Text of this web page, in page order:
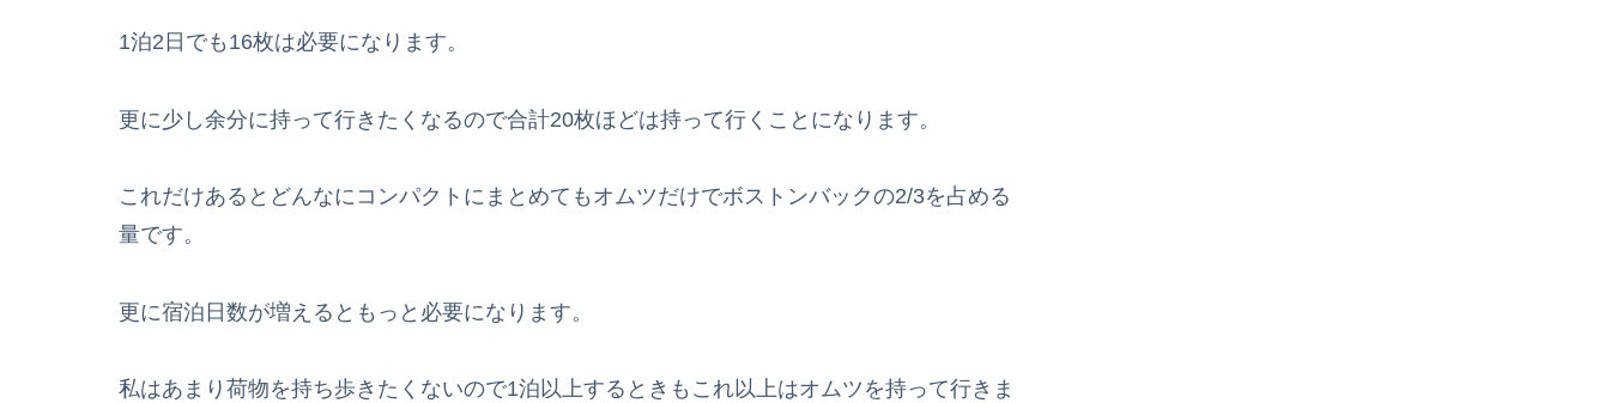
1泊2日でも16枚は必要になります。
更に少し余分に持って行きたくなるので合計20枚ほどは持って行くことになります。
これだけあるとどんなにコンパクトにまとめてもオムツだけでボストンバックの2/3を占める
量です。
更に宿泊日数が増えるともっと必要になります。
私はあまり荷物を持ち歩きたくないので1泊以上するときもこれ以上はオムツを持って行きま